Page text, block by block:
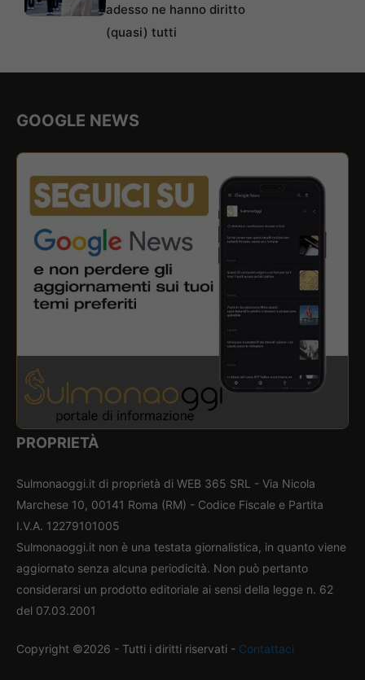
adesso ne hanno diritto
(quasi) tutti
GOOGLE NEWS
PROPRIETÀ
Sulmonaoggi.it di proprietà di WEB 365 SRL - Via Nicola
Marchese 10, 00141 Roma (RM) - Codice Fiscale e Partita
I.V.A. 12279101005
Sulmonaoggi.it non è una testata giornalistica, in quanto viene
aggiornato senza alcuna periodicità. Non può pertanto
considerarsi un prodotto editoriale ai sensi della legge n. 62
del 07.03.2001
Copyright ©2026 - Tutti i diritti riservati - Contattaci